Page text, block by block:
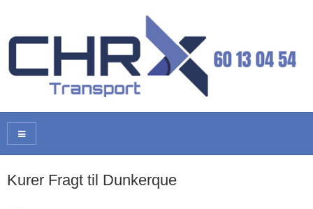
Kurer Fragt til Dunkerque